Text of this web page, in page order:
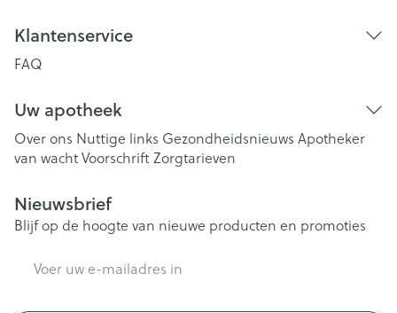
Klantenservice
FAQ
Uw apotheek
Over ons Nuttige links Gezondheidsnieuws Apotheker
van wachtVoorschriftZorgtarieven
Nieuwsbrief
Blijf op de hoogte van nieuwe producten en promoties